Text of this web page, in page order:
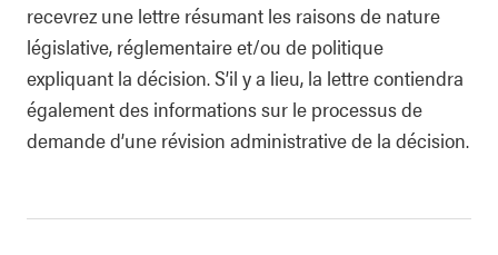
recevrez une lettre résumant les raisons de nature
législative, réglementaire et/ou de politique
expliquant la décision. S’il y a lieu, la lettre contiendra
également des informations sur le processus de
demande d’une révision administrative de la décision.